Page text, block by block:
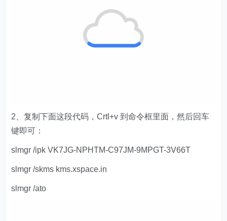
2、复制下面这段代码，Crtl+v 到命令框里面，然后回车
键即可：
slmgr /ipk VK7JG-NPHTM-C97JM-9MPGT-3V66T
slmgr /skms kms.xspace.in
slmgr /ato